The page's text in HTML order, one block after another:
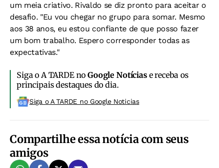
um meia criativo. Rivaldo se diz pronto para aceitar o
desafio. "Eu vou chegar no grupo para somar. Mesmo
aos 38 anos, eu estou confiante de que posso fazer
um bom trabalho. Espero corresponder todas as
expectativas."
Siga o A TARDE noGoogle Notíciase receba os
principais destaques do dia.
Siga o A TARDE no Google Noticias
Compartilhe essa notícia com seus
amigos